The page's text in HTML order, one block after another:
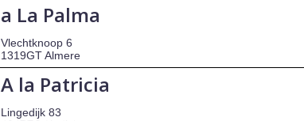
a La Palma
Vlechtknoop 6
1319GT Almere
A la Patricia
Lingedijk 83